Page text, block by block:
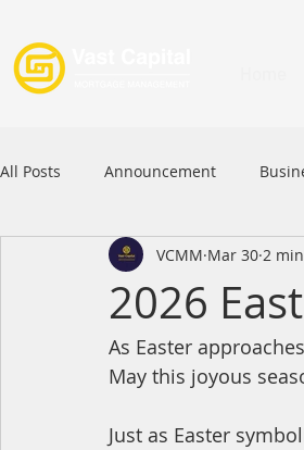
All Posts Announcement
Signature Product
Commercial Loan APFIA
2026
VCMM Mar 30 2
As Easter
May this joyous
Just as Easter